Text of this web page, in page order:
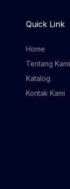
Quick Link
Home
Tentang Kami
Katalog
Kontak Kami